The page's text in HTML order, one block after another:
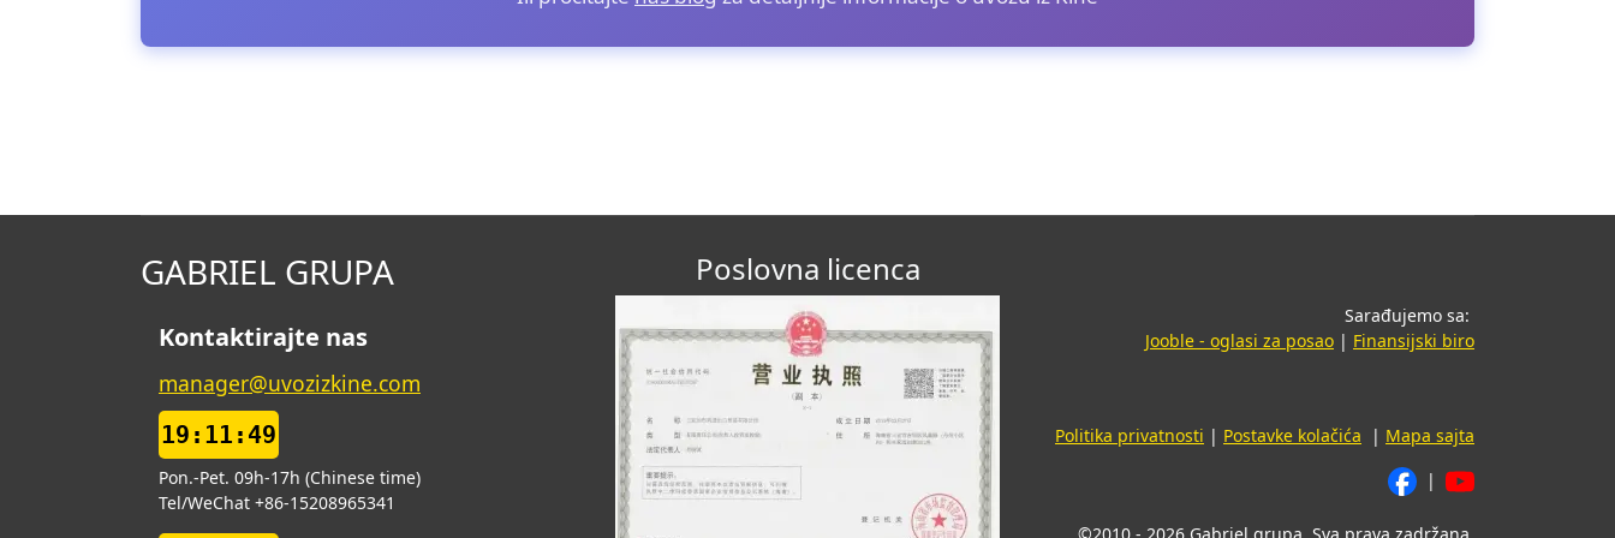
GABRIEL GRUPA
Kontaktirajte nas
manager@uvozizkine.com
19:11:50
Pon.-Pet. 09h-17h (Chinese time)
Tel/WeChat +86-15208965341
Poslovna licenca
Sarađujemo sa:
Jooble - oglasi za posao(opens in a new tab)
| Finansijski biro(opens in a new
Politika privatnosti | Postavke kolačića | Mapa sajta
|